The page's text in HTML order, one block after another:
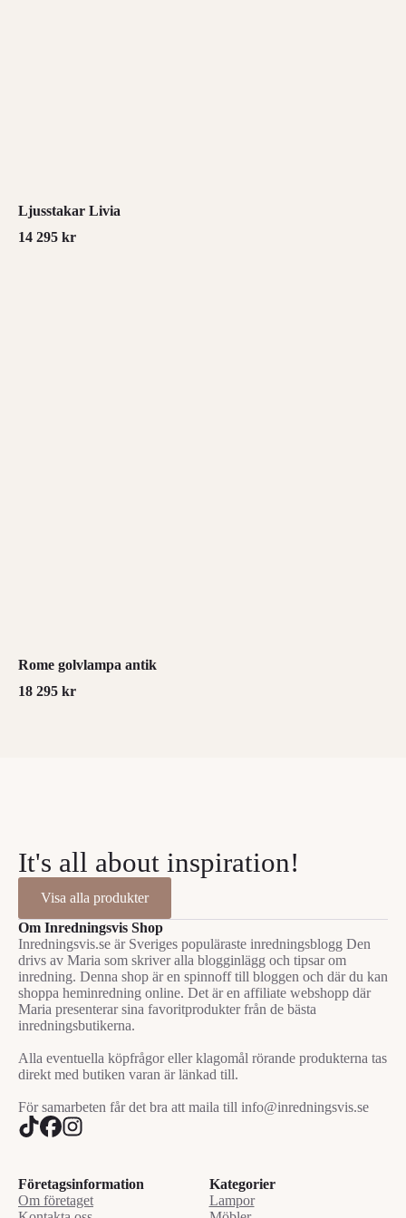
Ljusstakar Livia
14 295 kr
Rome golvlampa antik
18 295 kr
It's all about inspiration!
Visa alla produkter
Om Inredningsvis Shop
Inredningsvis.se är Sveriges populäraste inredningsblogg Den
drivs av Maria som skriver alla blogginlägg och tipsar om
inredning. Denna shop är en spinnoff till bloggen och där du kan
shoppa heminredning online. Det är en affiliate webshopp där
Maria presenterar sina favoritprodukter från de bästa
inredningsbutikerna.
Alla eventuella köpfrågor eller klagomål rörande produkterna tas
direkt med butiken varan är länkad till.
För samarbeten får det bra att maila till info@inredningsvis.se
Företagsinformation
Om företaget
Kategorier
Lampor